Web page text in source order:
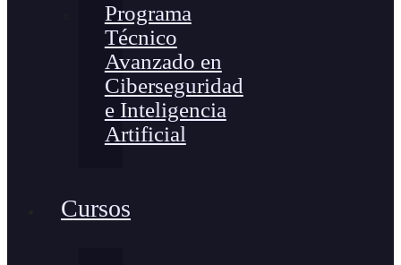
Programa
Técnico
Avanzado en
Ciberseguridad
e Inteligencia
Artificial
Cursos